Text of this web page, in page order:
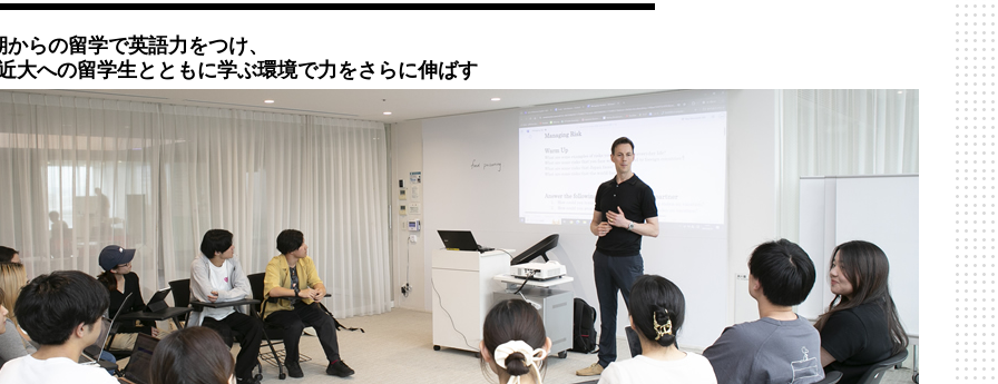
らの留学で英語力をつけ、
大への留学生とともに学ぶ環境で力をさらに伸ばす